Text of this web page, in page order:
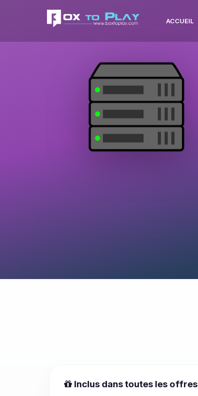
ACCUEIL
Inclus dans toutes les offres